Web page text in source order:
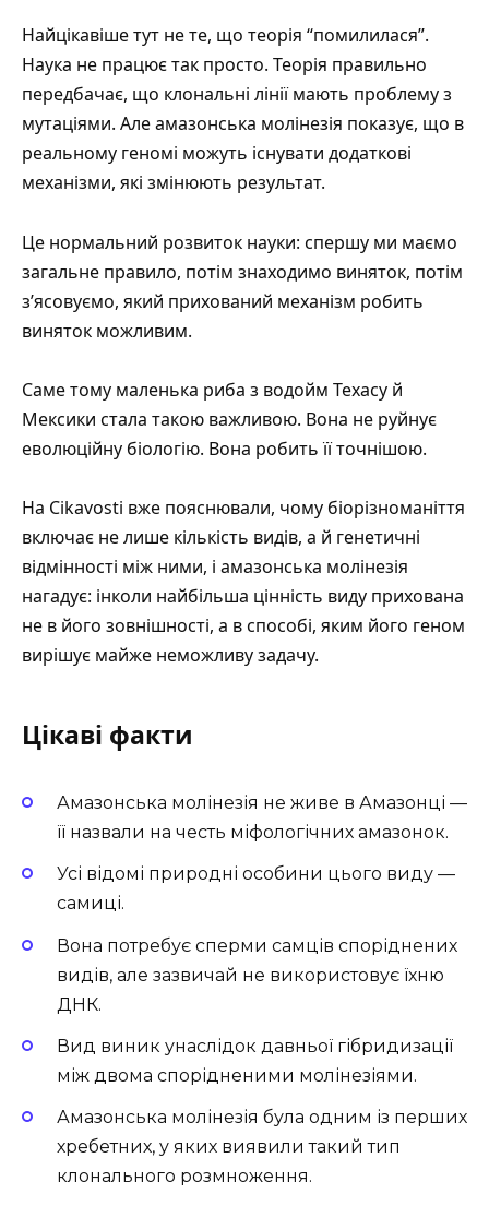
Найцікавіше тут не те, що теорія “помилилася”.
Наука не працює так просто. Теорія правильно
передбачає, що клональні лінії мають проблему з
мутаціями. Але амазонська молінезія показує, що в
реальному геномі можуть існувати додаткові
механізми, які змінюють результат.
Це нормальний розвиток науки: спершу ми маємо
загальне правило, потім знаходимо виняток, потім
з’ясовуємо, який прихований механізм робить
виняток можливим.
Саме тому маленька риба з водойм Техасу й
Мексики стала такою важливою. Вона не руйнує
еволюційну біологію. Вона робить її точнішою.
На Cikavosti вже пояснювали, чому біорізноманіття
включає не лише кількість видів, а й генетичні
відмінності між ними, і амазонська молінезія
нагадує: інколи найбільша цінність виду прихована
не в його зовнішності, а в способі, яким його геном
вирішує майже неможливу задачу.
Цікаві факти
Амазонська молінезія не живе в Амазонці —
її назвали на честь міфологічних амазонок.
Усі відомі природні особини цього виду —
самиці.
Вона потребує сперми самців споріднених
видів, але зазвичай не використовує їхню
ДНК.
Вид виник унаслідок давньої гібридизації
між двома спорідненими молінезіями.
Амазонська молінезія була одним із перших
хребетних, у яких виявили такий тип
клонального розмноження.